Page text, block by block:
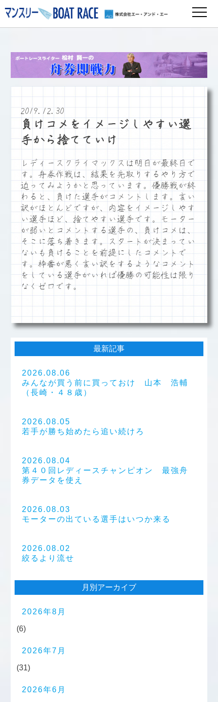
2019.12.30
負けコメをイメージしやすい選
手から捨てていけ
レディースクライマックスは明日が最終日で
す。舟券作戦は、結果を先取りするやり方で
迫ってみようかと思っています。優勝戦が終
わると、負けた選手がコメントします。言い
訳がほとんどですが、内容をイメージしやす
い選手ほど、捨てやすい選手です。モーター
が弱いとコメントする選手の、負けコメは、
そこに落ち着きます。スタートが決まってい
ないも負けることを前提にしたコメントで
す。枠番が悪く言い訳をするようなコメント
をしている選手がいれば優勝の可能性は限り
なくゼロです。
最新記事
2026.08.06
みんなが買う前に買っておけ 山本 浩輔
（長崎・４８歳）
2026.08.05
若手が勝ち始めたら追い続けろ
2026.08.04
第４０回レディースチャンピオン 最強舟
券データを使え
2026.08.03
モーターの出ている選手はいつか来る
2026.08.02
絞るより流せ
月別アーカイブ
2026年8月
(6)
2026年7月
(31)
2026年6月